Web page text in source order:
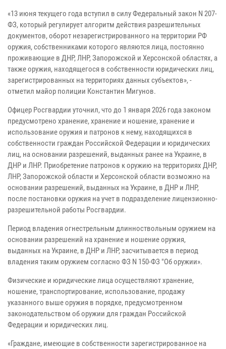
«13 июня текущего года вступил в силу Федеральный закон N 207-
ФЗ, который регулирует алгоритм действия разрешительных
документов, оборот незарегистрированного на территории РФ
оружия, собственниками которого являются лица, постоянно
проживающие в ДНР, ЛНР, Запорожской и Херсонской областях, а
также оружия, находящегося в собственности юридических лиц,
зарегистрированных на территориях данных субъектов», -
отметил майор полиции Константин Мигунов.
Офицер Росгвардии уточнил, что до 1 января 2026 года законом
предусмотрено хранение, хранение и ношение, хранение и
использование оружия и патронов к нему, находящихся в
собственности граждан Российской Федерации и юридических
лиц, на основании разрешений, выданных ранее на Украине, в
ДНР и ЛНР. Приобретение патронов к оружию на территориях ДНР,
ЛНР, Запорожской области и Херсонской области возможно на
основании разрешений, выданных на Украине, в ДНР и ЛНР,
после постановки оружия на учет в подразделение лицензионно-
разрешительной работы Росгвардии.
Период владения огнестрельным длинноствольным оружием на
основании разрешений на хранение и ношение оружия,
выданных на Украине, в ДНР и ЛНР, засчитывается в период
владения таким оружием согласно ФЗ N 150-ФЗ "Об оружии».
Физические и юридические лица осуществляют хранение,
ношение, транспортирование, использование, продажу
указанного выше оружия в порядке, предусмотренном
законодательством об оружии для граждан Российской
Федерации и юридических лиц.
«Граждане, имеющие в собственности зарегистрированное на